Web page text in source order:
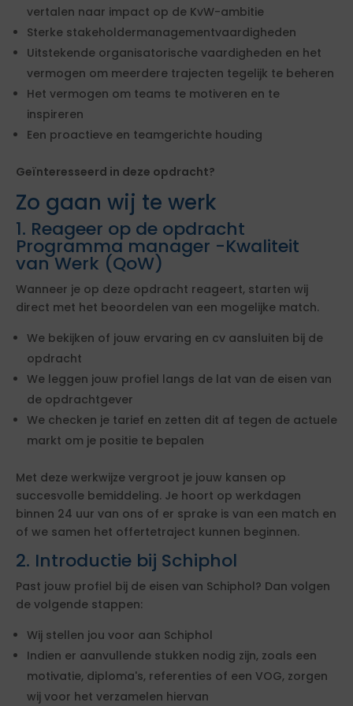
vertalen naar impact op de KvW-ambitie
Sterke stakeholdermanagementvaardigheden
Uitstekende organisatorische vaardigheden en het
vermogen om meerdere trajecten tegelijk te beheren
Het vermogen om teams te motiveren en te
inspireren
Een proactieve en teamgerichte houding
Geïnteresseerd in deze opdracht?
Zo gaan wij te werk
1. Reageer op de opdracht
Programma manager -Kwaliteit
van Werk (QoW)
Wanneer je op deze opdracht reageert, starten wij
direct met het beoordelen van een mogelijke match.
We bekijken of jouw ervaring en cv aansluiten bij de
opdracht
We leggen jouw profiel langs de lat van de eisen van
de opdrachtgever
We checken je tarief en zetten dit af tegen de actuele
markt om je positie te bepalen
Met deze werkwijze vergroot je jouw kansen op
succesvolle bemiddeling. Je hoort op werkdagen
binnen 24 uur van ons of er sprake is van een match en
of we samen het offertetraject kunnen beginnen.
2. Introductie bij Schiphol
Past jouw profiel bij de eisen van Schiphol? Dan volgen
de volgende stappen:
Wij stellen jou voor aan Schiphol
Indien er aanvullende stukken nodig zijn, zoals een
motivatie, diploma's, referenties of een VOG, zorgen
wij voor het verzamelen hiervan